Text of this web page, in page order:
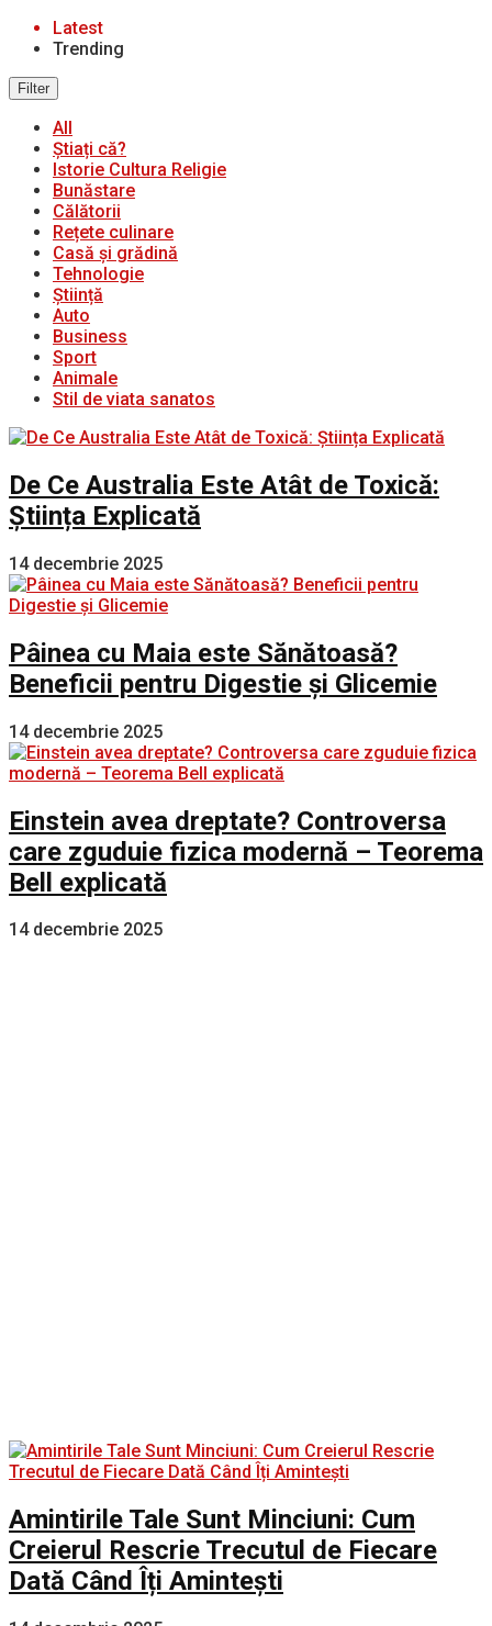
Latest
Trending
Filter
All
Știați că?
Istorie Cultura Religie
Bunăstare
Călătorii
Rețete culinare
Casă și grădină
Tehnologie
Știință
Auto
Business
Sport
Animale
Stil de viata sanatos
De Ce Australia Este Atât de Toxică:
Știința Explicată
14 decembrie 2025
Pâinea cu Maia este Sănătoasă?
Beneficii pentru Digestie și Glicemie
14 decembrie 2025
Einstein avea dreptate? Controversa
care zguduie fizica modernă – Teorema
Bell explicată
14 decembrie 2025
Amintirile Tale Sunt Minciuni: Cum
Creierul Rescrie Trecutul de Fiecare
Dată Când Îți Amintești